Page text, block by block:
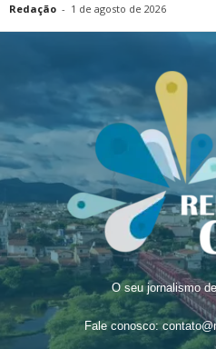
Redação - 1 de agosto de 2026
O seu jornalismo
Fale conosco: